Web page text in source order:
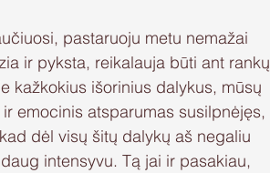
pastaruoju metu nemažai
ir pyksta, reikalauja būti ant rankų
kažkokius išorinius dalykus, mūsų
emocinis atsparumas susilpnėjęs,
dėl visų šitų dalykų aš negaliu
intensyvu. Tą jai ir pasakiau,